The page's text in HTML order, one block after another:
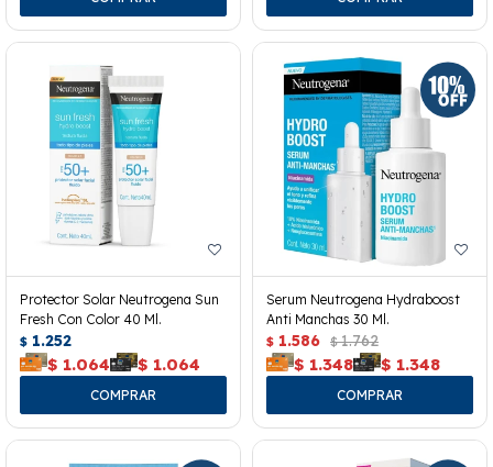
Protector Solar Neutrogena Sun
Fresh Con Color 40 Ml.
$ 1.252
$ 1.064 $ 1.064
Serum Neutrogena Hydraboost
Anti Manchas 30 Ml.
$ 1.586 $ 1.762
$ 1.348 $ 1.348